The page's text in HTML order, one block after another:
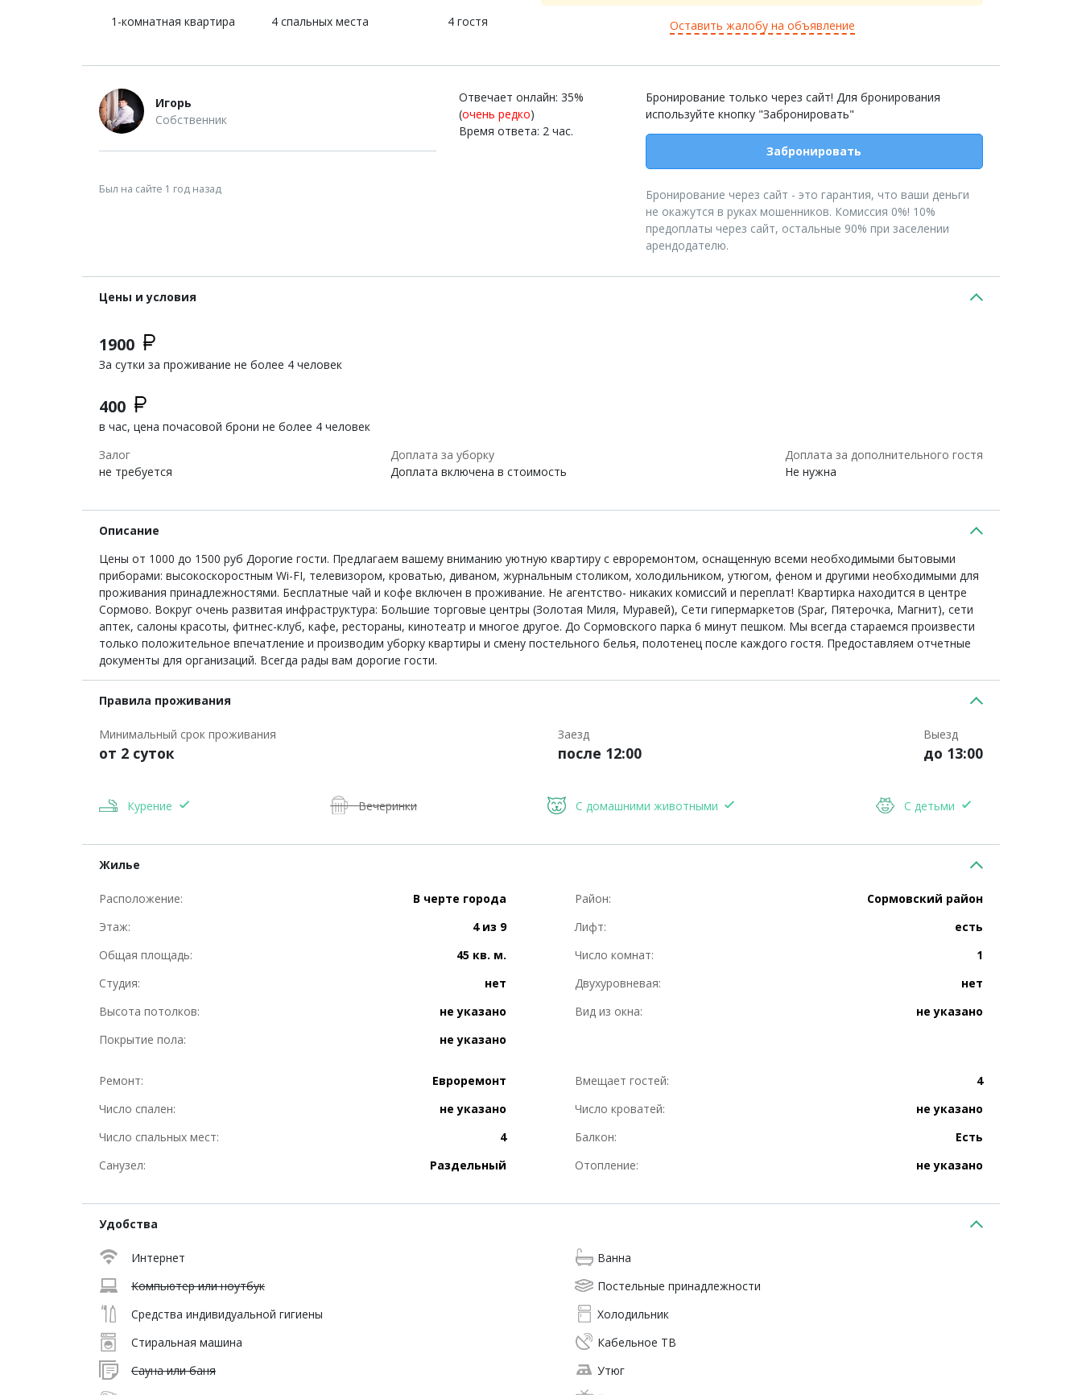
1-комнатная квартира 4 спальных места 4 гостя Оставить жалобу на объявление
Игорь
Собственник
Был на сайте 1 год назад
Отвечает онлайн: 35%
(очень редко)
Время ответа: 2 час.
Бронирование только через сайт! Для бронирования
используйте кнопку "Забронировать"
Забронировать
Бронирование через сайт - это гарантия, что ваши деньги
не окажутся в руках мошенников. Комиссия 0%! 10%
предоплаты через сайт, остальные 90% при заселении
арендодателю.
Цены и условия
1900
За сутки за проживание не более 4 человек
400
в час, цена почасовой брони не более 4 человек
Залог
не требуется
Доплата за уборку
Доплата включена в стоимость
Доплата за дополнительного гостя
Не нужна
Описание
Цены от 1000 до 1500 руб Дорогие гости. Предлагаем вашему вниманию уютную квартиру с евроремонтом, оснащенную всеми необходимыми бытовыми
приборами: высокоскоростным Wi-FI, телевизором, кроватью, диваном, журнальным столиком, холодильником, утюгом, феном и другими необходимыми для
проживания принадлежностями. Бесплатные чай и кофе включен в проживание. Не агентство- никаких комиссий и переплат! Квартирка находится в центре
Сормово. Вокруг очень развитая инфраструктура: Большие торговые центры (Золотая Миля, Муравей), Сети гипермаркетов (Spar, Пятерочка, Магнит), сети
аптек, салоны красоты, фитнес-клуб, кафе, рестораны, кинотеатр и многое другое. До Сормовского парка 6 минут пешком. Мы всегда стараемся произвести
только положительное впечатление и производим уборку квартиры и смену постельного белья, полотенец после каждого гостя. Предоставляем отчетные
документы для организаций. Всегда рады вам дорогие гости.
Правила проживания
Минимальный срок проживания
от 2 суток
Заезд
после 12:00
Выезд
до 13:00
Курение Вечеринки С домашними животными С детьми
Жилье
Расположение: В черте города Район:
Сормовский район
Этаж:
4 из 9 Лифт:
есть
Общая площадь:
45 кв. м. Число комнат:
1
Студия:
нет Двухуровневая:
нет
Высота потолков:
не указано Вид из окна:
не указано
Покрытие пола:
не указано
Ремонт: Евроремонт Вмещает гостей:
4
Число спален:
не указано Число кроватей:
не указано
Число спальных мест:
4 Балкон:
Есть
Санузел:
Раздельный Отопление: не указано
Удобства
Интернет
Ванна
Компьютер или ноутбук
Постельные принадлежности
Средства индивидуальной гигиены
Холодильник
Стиральная машина
Кабельное ТВ
Сауна или баня
Утюг